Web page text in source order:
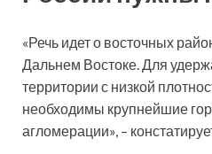
«Речь идет о восточных
Дальнем Востоке. Для
территории с низкой
необходимы крупнейшие
агломерации», –